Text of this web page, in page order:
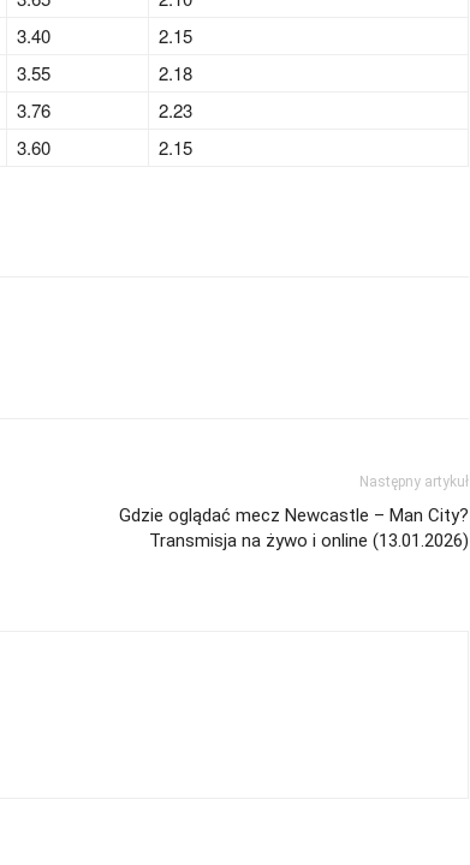
3.40
2.15
3.55
2.18
3.76
2.23
3.60 2.15
Następny artykuł
Gdzie oglądać mecz Newcastle – Man City?
Transmisja na żywo i online (13.01.2026)